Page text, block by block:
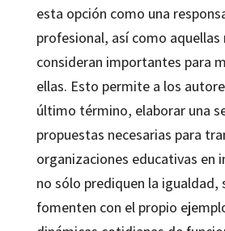
esta opción como una
profesional, así como aquellas
consideran importantes para
ellas. Esto permite a los
último término, elaborar una
propuestas necesarias para
organizaciones educativas en
no sólo prediquen la igualdad,
fomenten con el propio